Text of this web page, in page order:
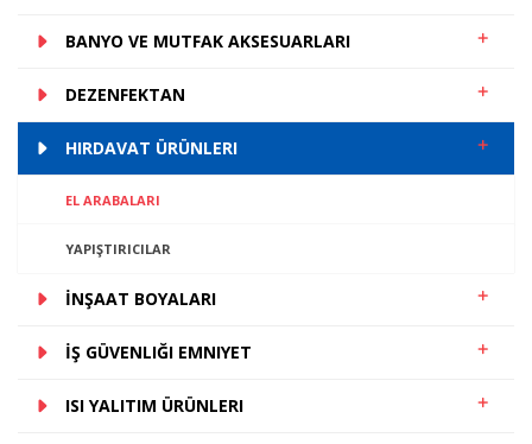
BANYO VE MUTFAK AKSESUARLARI
DEZENFEKTAN
HIRDAVAT ÜRÜNLERI
EL ARABALARI
YAPIŞTIRICILAR
İNŞAAT BOYALARI
İŞ GÜVENLIĞI EMNIYET
ISI YALITIM ÜRÜNLERI